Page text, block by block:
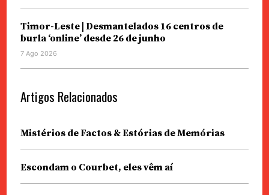
Timor-Leste | Desmantelados 16 centros de
burla ‘online’ desde 26 de junho
7 Ago 2026
Artigos Relacionados
Mistérios de Factos & Estórias de Memórias
Escondam o Courbet, eles vêm aí